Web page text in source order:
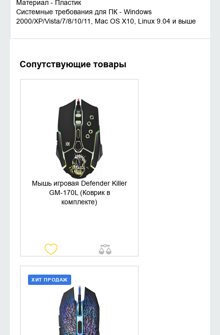
Материал - Пластик
Системные требования для ПК - Windows
2000/XP/Vista/7/8/10/11, Mac OS X10, Linux 9.04 и выше
Сопутствующие товары
Мышь игровая Defender Killer
GM-170L (Коврик в
комплекте)
УТОЧНИТЬ НАЛИЧИЕ
ХИТ ПРОДАЖ
ДОБАВИТЬ В КОРЗИНУ
КУПИТЬ В 1 КЛИК